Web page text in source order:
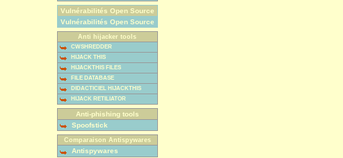
Vulnérabilités Open Source
Vulnérabilités Open Source
Anti hijacker tools
CWSHREDDER
HIJACK THIS
HIJACKTHIS FILES
FILE DATABASE
DIDACTICIEL HIJACKTHIS
HIJACK RETILIATOR
Anti-phishing tools
Spoofstick
Comparaison Antispywares
Antispywares